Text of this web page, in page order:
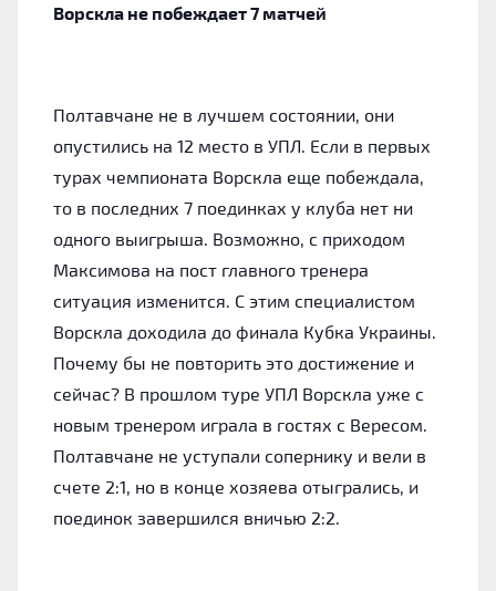
Ворскла не побеждает 7 матчей
Полтавчане не в лучшем состоянии, они
опустились на 12 место в УПЛ. Если в первых
турах чемпионата Ворскла еще побеждала,
то в последних 7 поединках у клуба нет ни
одного выигрыша. Возможно, с приходом
Максимова на пост главного тренера
ситуация изменится. С этим специалистом
Ворскла доходила до финала Кубка Украины.
Почему бы не повторить это достижение и
сейчас? В прошлом туре УПЛ Ворскла уже с
новым тренером играла в гостях с Вересом.
Полтавчане не уступали сопернику и вели в
счете 2:1, но в конце хозяева отыгрались, и
поединок завершился вничью 2:2.